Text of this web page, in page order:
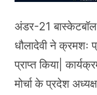
अंडर-21
धौलादेवी ने क्रमशः
प्राप्त किया|
मोर्चा के प्रदेश